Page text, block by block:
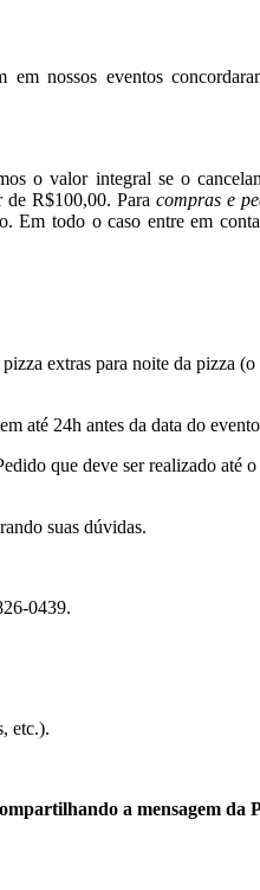
nossos eventos
o valor integral se o
de R$100,00. Para compras e
Em todo o caso entre em
extras para noite da pizza
até 24h antes da data do
que deve ser realizado até
suas dúvidas.
0439.
etc.).
a mensagem da